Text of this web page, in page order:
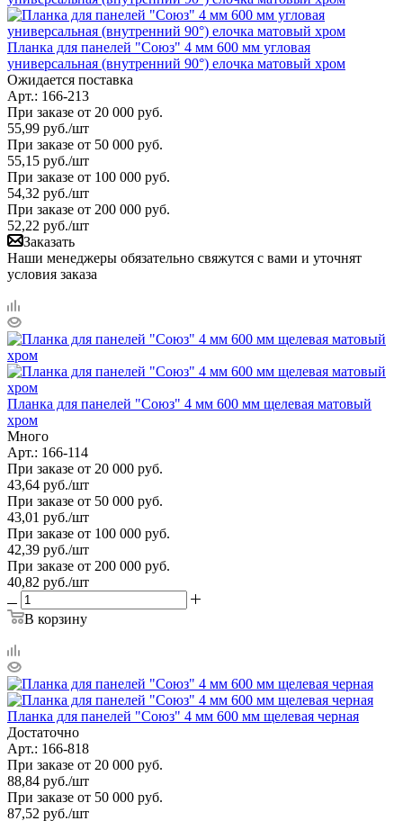
Планка для панелей "Союз" 4 мм 600 мм угловая
универсальная (внутренний 90°) елочка матовый хром
Ожидается поставка
Арт.: 166-213
При заказе от 20 000 руб.
55,99 руб./шт
При заказе от 50 000 руб.
55,15 руб./шт
При заказе от 100 000 руб.
54,32 руб./шт
При заказе от 200 000 руб.
52,22 руб./шт
Заказать
Наши менеджеры обязательно свяжутся с вами и уточнят
условия заказа
Планка для панелей "Союз" 4 мм 600 мм щелевая матовый
хром
Много
Арт.: 166-114
При заказе от 20 000 руб.
43,64 руб./шт
При заказе от 50 000 руб.
43,01 руб./шт
При заказе от 100 000 руб.
42,39 руб./шт
При заказе от 200 000 руб.
40,82 руб./шт
В корзину
Планка для панелей "Союз" 4 мм 600 мм щелевая черная
Достаточно
Арт.: 166-818
При заказе от 20 000 руб.
88,84 руб./шт
При заказе от 50 000 руб.
87,52 руб./шт